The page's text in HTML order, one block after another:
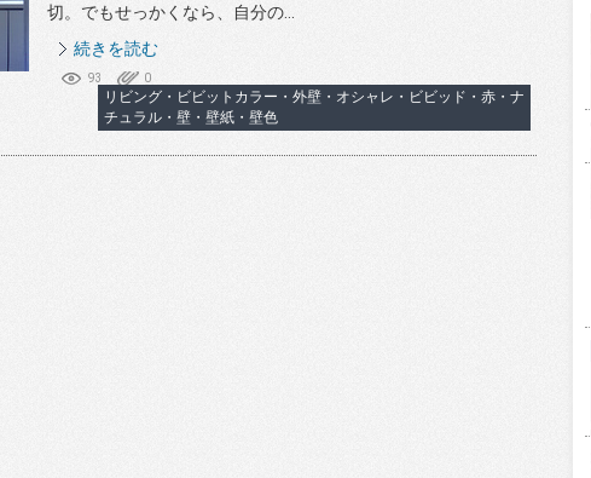
切。でもせっかくなら、自分の...
続きを読む
93 0
リビング・ビビットカラー・外壁・オシャレ・ビビッド・赤・ナ
チュラル・壁・壁紙・壁色